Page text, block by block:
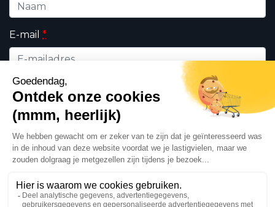
E-mail *
Wie bent u ?
Ik geef DHK toestemming om de op dit formulier
ingevulde persoonsgegevens te gebruiken in
het kader van mijn verzoek en de commerciële
overeenstemming met onsprivacy beleid
zijn voor het exclusieve gebruik van DHK.